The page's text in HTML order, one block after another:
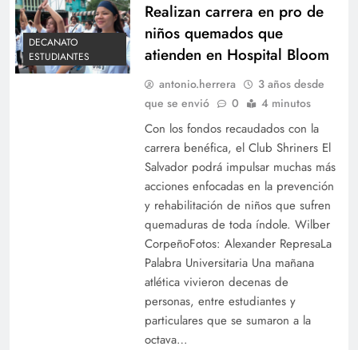
DECANATO
ESTUDIANTES
Realizan carrera en pro de
niños quemados que
atienden en Hospital Bloom
antonio.herrera
3 años desde
que se envió
0 4 minutos
Con los fondos recaudados con la
carrera benéfica, el Club Shriners El
Salvador podrá impulsar muchas más
acciones enfocadas en la prevención
y rehabilitación de niños que sufren
quemaduras de toda índole. Wilber
CorpeñoFotos: Alexander RepresaLa
Palabra Universitaria Una mañana
atlética vivieron decenas de
personas, entre estudiantes y
particulares que se sumaron a la
octava…